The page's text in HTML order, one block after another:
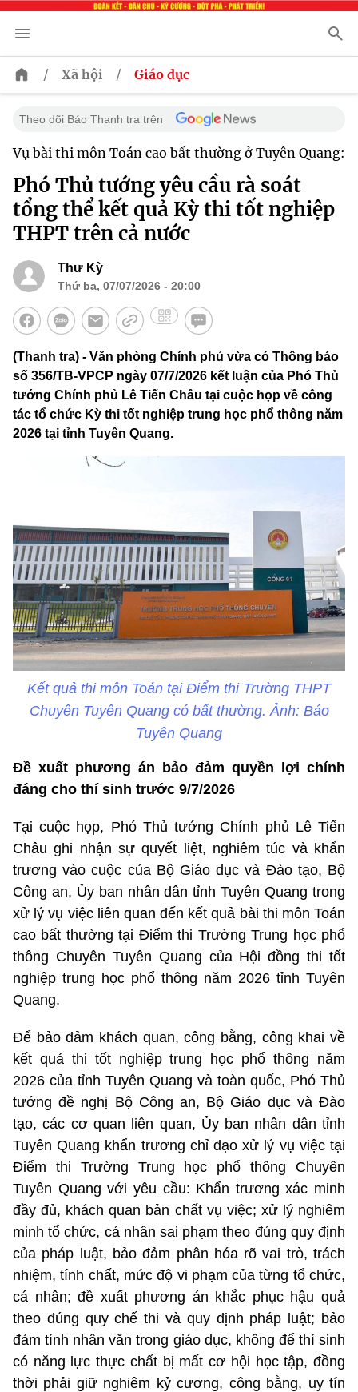
/ Xã hội / Giáo dục
Theo dõi Báo Thanh tra trên
Vụ bài thi môn Toán cao bất thường ở Tuyên Quang:
Phó Thủ tướng yêu cầu rà soát
tổng thể kết quả Kỳ thi tốt nghiệp
THPT trên cả nước
Thư Kỳ
Thứ ba, 07/07/2026 - 20:00
(Thanh tra) - Văn phòng Chính phủ vừa có Thông báo
số 356/TB-VPCP ngày 07/7/2026 kết luận của Phó Thủ
tướng Chính phủ Lê Tiến Châu tại cuộc họp về công
tác tổ chức Kỳ thi tốt nghiệp trung học phổ thông năm
2026 tại tỉnh Tuyên Quang.
Kết quả thi môn Toán tại Điểm thi Trường THPT
Chuyên Tuyên Quang có bất thường. Ảnh: Báo
Tuyên Quang
Đề xuất phương án bảo đảm quyền lợi chính
đáng cho thí sinh trước 9/7/2026
Tại cuộc họp, Phó Thủ tướng Chính phủ Lê Tiến
Châu ghi nhận sự quyết liệt, nghiêm túc và khẩn
trương vào cuộc của Bộ Giáo dục và Đào tạo, Bộ
Công an, Ủy ban nhân dân tỉnh Tuyên Quang trong
xử lý vụ việc liên quan đến kết quả bài thi môn Toán
cao bất thường tại Điểm thi Trường Trung học phổ
thông Chuyên Tuyên Quang của Hội đồng thi tốt
nghiệp trung học phổ thông năm 2026 tỉnh Tuyên
Quang.
Để bảo đảm khách quan, công bằng, công khai về
kết quả thi tốt nghiệp trung học phổ thông năm
2026 của tỉnh Tuyên Quang và toàn quốc, Phó Thủ
tướng đề nghị Bộ Công an, Bộ Giáo dục và Đào
tạo, các cơ quan liên quan, Ủy ban nhân dân tỉnh
Tuyên Quang khẩn trương chỉ đạo xử lý vụ việc tại
Điểm thi Trường Trung học phổ thông Chuyên
Tuyên Quang với yêu cầu: Khẩn trương xác minh
đầy đủ, khách quan bản chất vụ việc; xử lý nghiêm
minh tổ chức, cá nhân sai phạm theo đúng quy định
của pháp luật, bảo đảm phân hóa rõ vai trò, trách
nhiệm, tính chất, mức độ vi phạm của từng tổ chức,
cá nhân; đề xuất phương án khắc phục hậu quả
theo đúng quy chế thi và quy định pháp luật; bảo
đảm tính nhân văn trong giáo dục, không để thí sinh
có năng lực thực chất bị mất cơ hội học tập, đồng
thời phải giữ nghiêm kỷ cương, công bằng, uy tín